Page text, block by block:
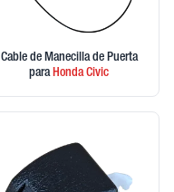
Cable de Manecilla de Puerta
paraHondaCivic